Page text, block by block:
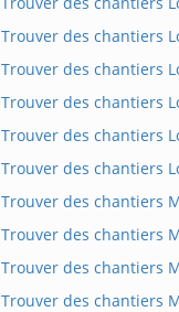
Trouver des chantiers
Trouver des chantiers
Trouver des chantiers
Trouver des chantiers
Trouver des chantiers
Trouver des chantiers
Trouver des chantiers
Trouver des chantiers
Trouver des chantiers